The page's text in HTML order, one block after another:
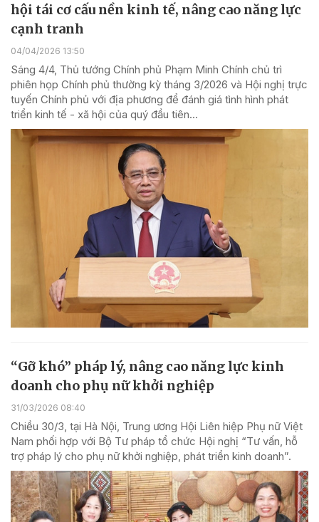
hội tái cơ cấu nền kinh tế, nâng cao năng lực
cạnh tranh
04/04/2026 13:50
Sáng 4/4, Thủ tướng Chính phủ Phạm Minh Chính chủ trì
phiên họp Chính phủ thường kỳ tháng 3/2026 và Hội nghị trực
tuyến Chính phủ với địa phương để đánh giá tình hình phát
triển kinh tế - xã hội của quý đầu tiên...
“Gỡ khó” pháp lý, nâng cao năng lực kinh
doanh cho phụ nữ khởi nghiệp
31/03/2026 08:40
Chiều 30/3, tại Hà Nội, Trung ương Hội Liên hiệp Phụ nữ Việt
Nam phối hợp với Bộ Tư pháp tổ chức Hội nghị “Tư vấn, hỗ
trợ pháp lý cho phụ nữ khởi nghiệp, phát triển kinh doanh”.